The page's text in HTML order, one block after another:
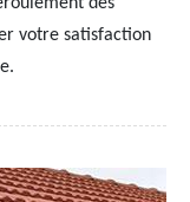
votre satisfaction